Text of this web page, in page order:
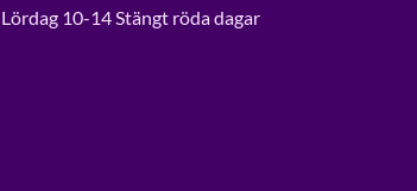
Lördag 10-14 Stängt röda dagar